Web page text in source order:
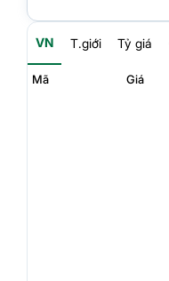
VN T.giới Tỷ giá
Mã Giá